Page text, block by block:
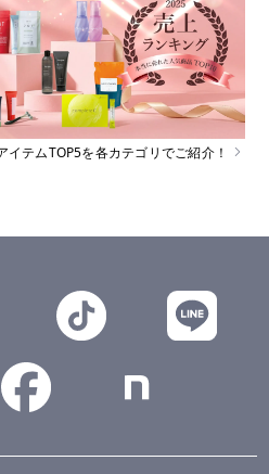
テムTOP5を各カテゴリでご紹介！